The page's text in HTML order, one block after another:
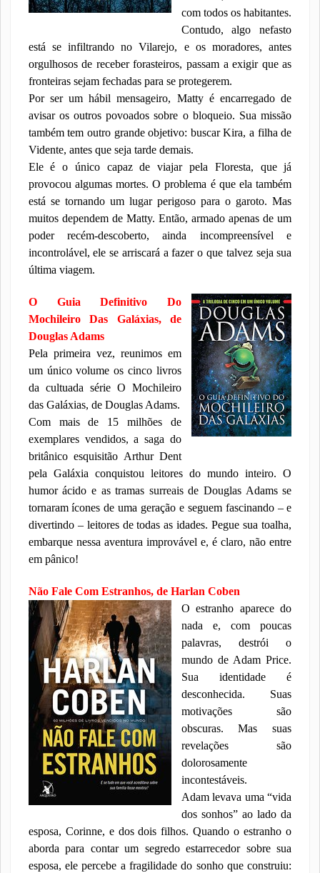
com todos os habitantes.
Contudo, algo nefasto
está se infiltrando no Vilarejo, e os moradores, antes
orgulhosos de receber forasteiros, passam a exigir que as
fronteiras sejam fechadas para se protegerem.
Por ser um hábil mensageiro, Matty é encarregado de
avisar os outros povoados sobre o bloqueio. Sua missão
também tem outro grande objetivo: buscar Kira, a filha de
Vidente, antes que seja tarde demais.
Ele é o único capaz de viajar pela Floresta, que já
provocou algumas mortes. O problema é que ela também
está se tornando um lugar perigoso para o garoto. Mas
muitos dependem de Matty. Então, armado apenas de um
poder recém-descoberto, ainda incompreensível e
incontrolável, ele se arriscará a fazer o que talvez seja sua
última viagem.
O Guia Definitivo Do
Mochileiro Das Galáxias, de
Douglas Adams
Pela primeira vez, reunimos em
um único volume os cinco livros
da cultuada série O Mochileiro
das Galáxias, de Douglas Adams.
Com mais de 15 milhões de
exemplares vendidos, a saga do
britânico esquisitão Arthur Dent
pela Galáxia conquistou leitores do mundo inteiro. O
humor ácido e as tramas surreais de Douglas Adams se
tornaram ícones de uma geração e seguem fascinando – e
divertindo – leitores de todas as idades. Pegue sua toalha,
embarque nessa aventura improvável e, é claro, não entre
em pânico!
Não Fale Com Estranhos, de Harlan Coben
O estranho aparece do
nada e, com poucas
palavras, destrói o
mundo de Adam Price.
Sua identidade é
desconhecida. Suas
motivações são
obscuras. Mas suas
revelações são
dolorosamente
incontestáveis.
Adam levava uma “vida
dos sonhos” ao lado da
esposa, Corinne, e dos dois filhos. Quando o estranho o
aborda para contar um segredo estarrecedor sobre sua
esposa, ele percebe a fragilidade do sonho que construiu: